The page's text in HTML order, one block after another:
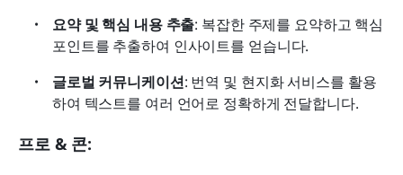
요약 및 핵심 내용 추출: 복잡한 주제를 요약하고 핵심
포인트를 추출하여 인사이트를 얻습니다.
글로벌 커뮤니케이션: 번역 및 현지화 서비스를 활용
하여 텍스트를 여러 언어로 정확하게 전달합니다.
프로 & 콘: